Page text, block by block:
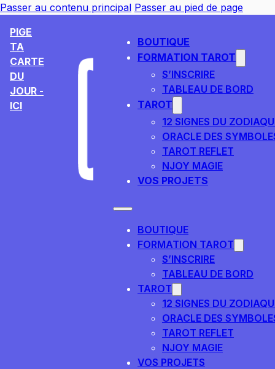
Passer au contenu principal Passer au pied de page
PIGE
TA
CARTE
DU
JOUR -
ICI
BOUTIQUE
FORMATION TAROT
S’INSCRIRE
TABLEAU DE BORD
TAROT
12 SIGNES DU
ORACLE DES
TAROT REFLET
NJOY MAGIE
VOS PROJETS
BOUTIQUE
FORMATION TAROT
S’INSCRIRE
TABLEAU DE BORD
TAROT
12 SIGNES DU
ORACLE DES
TAROT REFLET
NJOY MAGIE
VOS PROJETS